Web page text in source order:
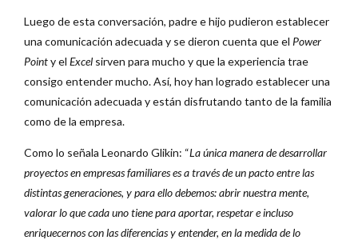
Luego de esta conversación, padre e hijo pudieron establecer
una comunicación adecuada y se dieron cuenta que el Power
Pointy el Excel sirven para mucho y que la experiencia trae
consigo entender mucho. Así, hoy han logrado establecer una
comunicación adecuada y están disfrutando tanto de la familia
como de la empresa.
Como lo señala Leonardo Glikin: “La única manera de desarrollar
proyectos en empresas familiares es a través de un pacto entre las
distintas generaciones, y para ello debemos: abrir nuestra mente,
valorar lo que cada uno tiene para aportar, respetar e incluso
enriquecernos con las diferencias y entender, en la medida de lo